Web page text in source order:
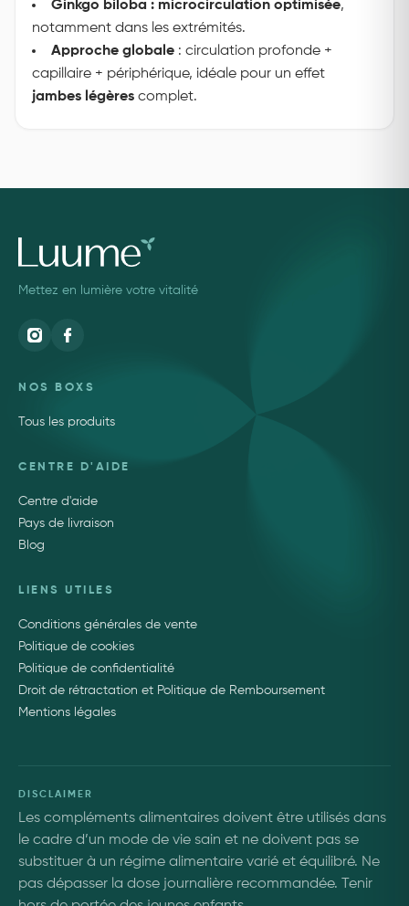
Ginkgo biloba : microcirculation optimisée,
notamment dans les extrémités.
Approche globale : circulation profonde +
capillaire + périphérique, idéale pour un effet
jambes légères complet.
Mettez en lumière votre vitalité
NOS BOXS
Tous les produits
CENTRE D'AIDE
Centre d'aide
Pays de livraison
Blog
LIENS UTILES
Conditions générales de vente
Politique de cookies
Politique de confidentialité
Droit de rétractation et Politique de Remboursement
Mentions légales
DISCLAIMER
Les compléments alimentaires doivent être utilisés dans
le cadre d’un mode de vie sain et ne doivent pas se
substituer à un régime alimentaire varié et équilibré. Ne
pas dépasser la dose journalière recommandée. Tenir